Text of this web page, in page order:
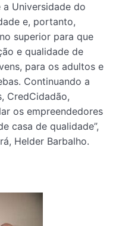
Universidade do
e, portanto,
superior para que
e qualidade de
para os adultos e
Continuando a
CredCidadão,
os empreendedores
casa de qualidade”,
Helder Barbalho.